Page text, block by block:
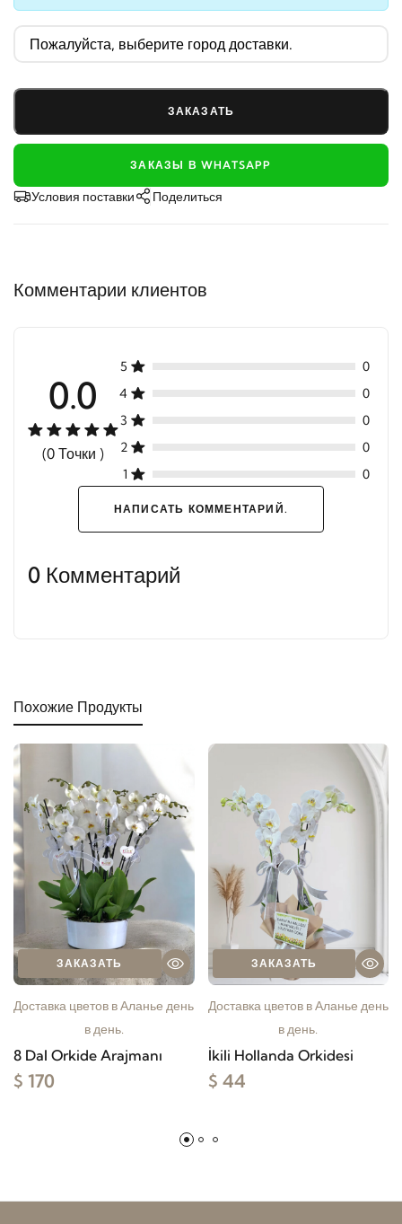
ЗАКАЗАТЬ
ЗАКАЗЫ В WHATSAPP
Условия поставки Поделиться
Комментарии клиентов
0.0
(0 Точки )
5
0
4
0
3
0
2
0
1
0
НАПИСАТЬ КОММЕНТАРИЙ.
0 Комментарий
Похожие Продукты
ЗАКАЗАТЬ
Доставка цветов в Аланье день
в день.
8 Dal Orkide Arajmanı
$ 170
ЗАКАЗАТЬ
Доставка цветов в Аланье день
в день.
İkili Hollanda Orkidesi
$ 44